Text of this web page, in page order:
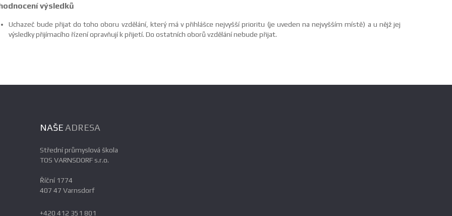
výsledků
Uchazeč bude přijat do toho oboru vzdělání, který má v přihlášce nejvyšší prioritu (je uveden na nejvyšším místě) a u nějž jej
výsledky přijímacího řízení opravňují k přijetí. Do ostatních oborů vzdělání nebude přijat.
NAŠE ADRESA
Střední průmyslová škola
TOS VARNSDORF s.r.o.
Říční 1774
407 47 Varnsdorf
+420 412 351 801